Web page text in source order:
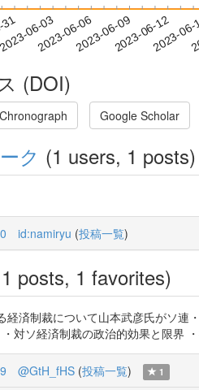
06-03
2023-06-062023-06-092023-06-12
2023-
(DOI)
Google Scholar
ク (1 users, 1 posts)
id:namiryu (投稿一覧)
posts, 1 favorites)
経済制裁について山本武彦氏がソ
対ソ経済制裁の政治的効果と限界
@GtH_fHS (投稿一覧) 1